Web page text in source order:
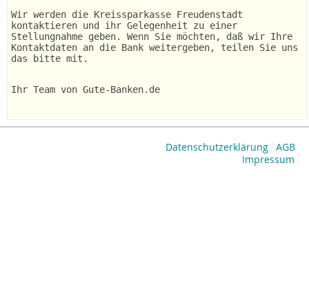
Wir werden die Kreissparkasse Freudenstadt
kontaktieren und ihr Gelegenheit zu einer
Stellungnahme geben. Wenn Sie möchten, daß wir Ihre
Kontaktdaten an die Bank weitergeben, teilen Sie uns
das bitte mit.
Ihr Team von Gute-Banken.de
AGB
Datenschutzerklärung
Impressum